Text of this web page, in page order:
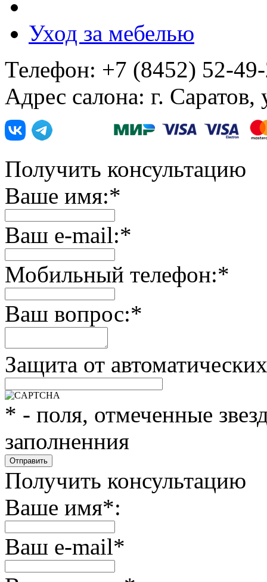
Уход за мебелью
Телефон: +7 (8452) 52-
Адрес салона: г. Саратов,
Получить консультацию
Ваше имя:*
Ваш e-mail:*
Мобильный телефон:*
Ваш вопрос:*
Защита от
* - поля, отмеченные
заполненния
Получить консультацию
Ваше имя*:
Ваш e-mail*